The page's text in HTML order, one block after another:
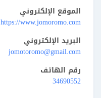
الموقع الإلكتروني
https://www.jomoromo.com
البريد الإلكتروني
jomotoromo@gmail.com
رقم الهاتف
34690552